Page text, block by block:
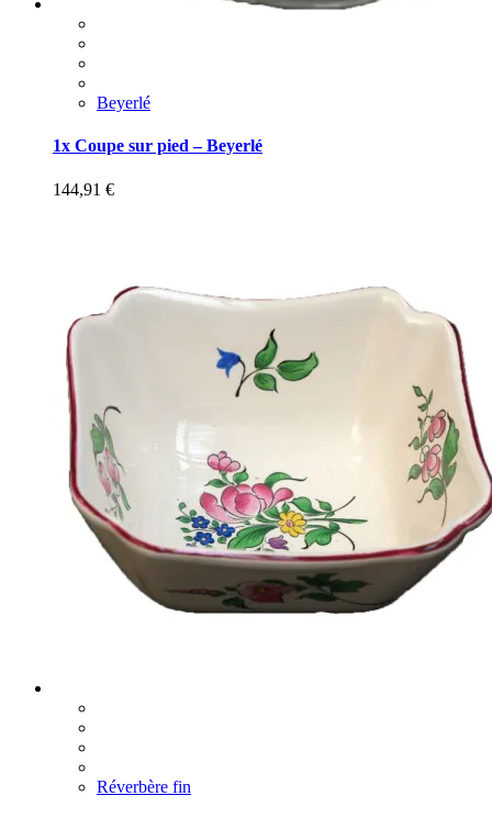
Beyerlé
1x Coupe sur pied – Beyerlé
144,91 €
Réverbère fin